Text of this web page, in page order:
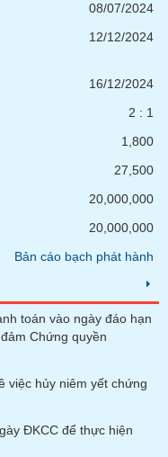
08/07/2024
12/12/2024
16/12/2024
2 : 1
1,800
27,500
20,000,000
20,000,000
Bản cáo bạch phát hành
toán vào ngày đáo hạn
Chứng quyền
việc hủy niêm yết chứng
ĐKCC để thực hiện